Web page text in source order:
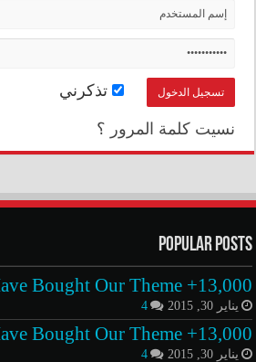
تذكرني
نسيت كلمة المرور ؟
Popular Posts
13,000+ People Have Bought Our Theme
يناير 30, 2015 4
13,000+ People Have Bought Our Theme
يناير 30, 2015 4